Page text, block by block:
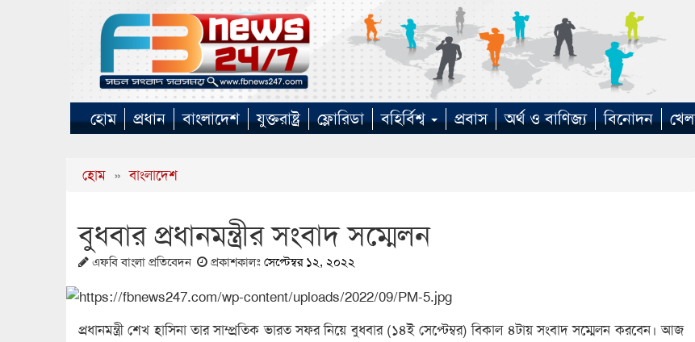
হোম প্রধান বাংলাদেশ যুক্তরাষ্ট্র ফ্লোরিডা বহির্বিশ্ব প্রবাস অর্থ ও বাণিজ্য বিনোদন
হোম » বাংলাদেশ
বুধবার প্রধানমন্ত্রীর সংবাদ সম্মেলন
এফবি বাংলা প্রতিবেদন প্রকাশকালঃ সেপ্টেম্বর ১২, ২০২২
প্রধানমন্ত্রী শেখ হাসিনা তার সাম্প্রতিক ভারত সফর নিয়ে বুধবার (১৪ই সেপ্টেম্বর) বিকাল ৪টায় সংবাদ সম্মেলন করবেন। আজ